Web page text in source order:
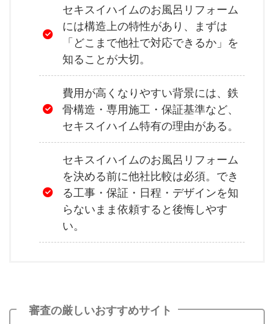
セキスイハイムのお風呂リフォーム
には構造上の特性があり、まずは
「どこまで他社で対応できるか」を
知ることが大切。
費用が高くなりやすい背景には、鉄
骨構造・専用施工・保証基準など、
セキスイハイム特有の理由がある。
セキスイハイムのお風呂リフォーム
を決める前に他社比較は必須。でき
る工事・保証・日程・デザインを知
らないまま依頼すると後悔しやす
い。
審査の厳しいおすすめサイト